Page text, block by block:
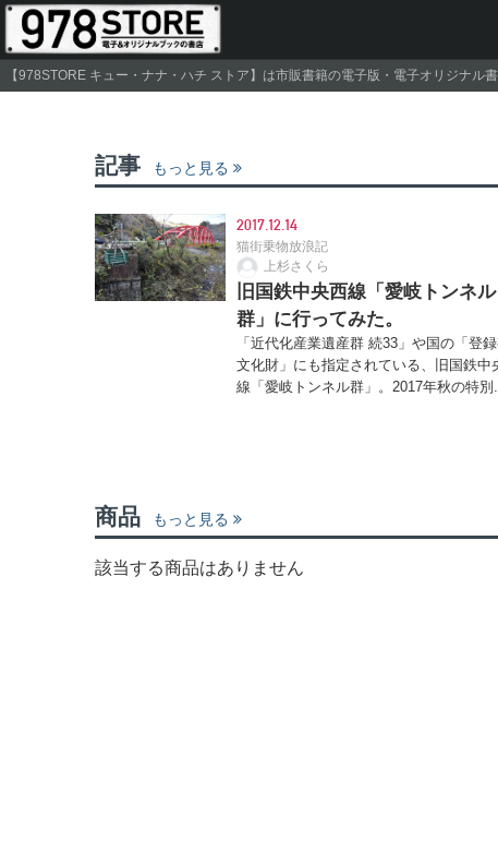
【978STORE キュー・ナナ・ハチ ストア】は市販書籍の電子版・電子オリジナル
記事 もっと見る
2017.12.14
猫街乗物放浪記
上杉さくら
旧国鉄中央西線「愛岐トンネル
群」に行ってみた。
「近代化産業遺産群 続33」や国の「登
文化財」にも指定されている、旧国鉄中
線「愛岐トンネル群」。2017年秋の特別
商品 もっと見る
該当する商品はありません